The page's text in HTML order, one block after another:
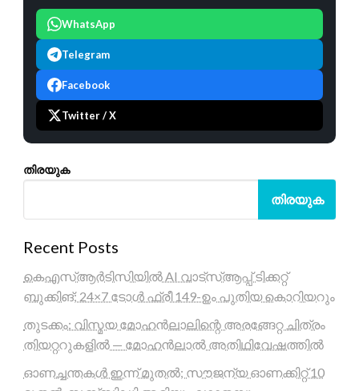
WhatsApp
Telegram
Facebook
Twitter / X
തിരയുക
തിരയുക
Recent Posts
കെഎസ്ആർടിസിയിൽ AI വാട്സ്ആപ്പ് ടിക്കറ്റ്
ബുക്കിങ്; 24×7 ടോൾ ഫ്രീ 149-ഉം പുതിയ കൊറിയറും
തുടക്കം: വിസ്മയ മോഹൻലാലിന്റെ അരങ്ങേറ്റ ചിത്രം
തിയറ്ററുകളിൽ — മോഹൻലാൽ അതിഥിവേഷത്തിൽ
ഓണച്ചന്തകൾ ഇന്ന് മുതൽ; സൗജന്യ ഓണക്കിറ്റ് 10